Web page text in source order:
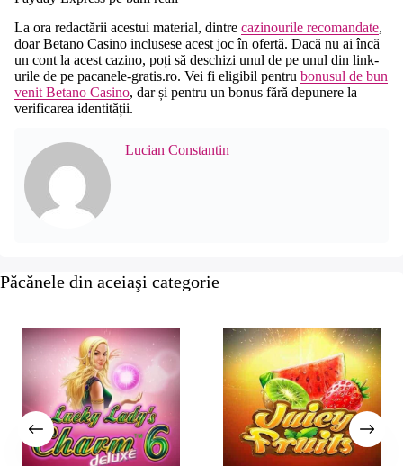
La ora redactării acestui material, dintre cazinourile recomandate,
doar Betano Casino inclusese acest joc în ofertă. Dacă nu ai încă
un cont la acest cazino, poți să deschizi unul de pe unul din link-
urile de pe pacanele-gratis.ro. Vei fi eligibil pentru bonusul de bun
venit Betano Casino, dar și pentru un bonus fără depunere la
verificarea identității.
Lucian Constantin
Păcănele din aceiaşi categorie